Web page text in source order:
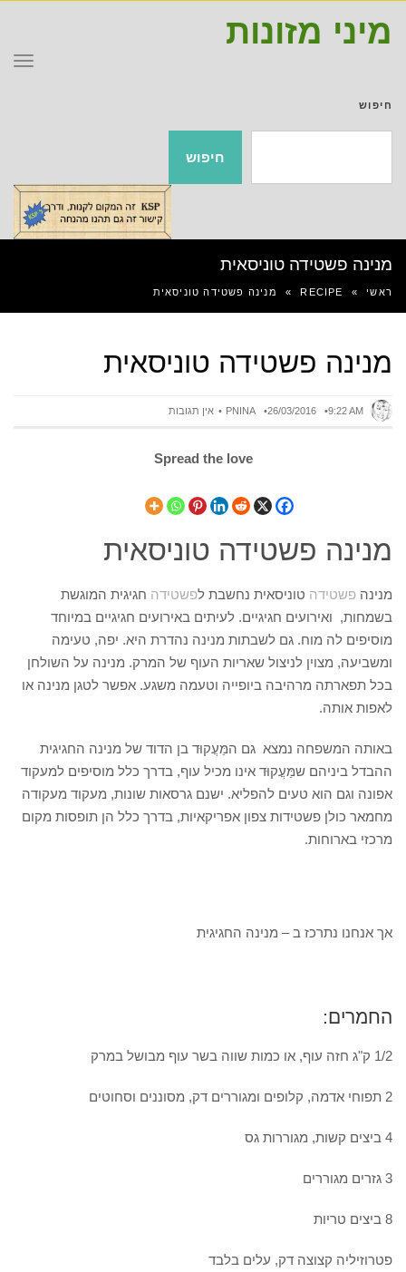
מיני מזונות
חיפוש
חיפוש
מנינה פשטידה טוניסאית
ראשי »
RECIPE
» מנינה פשטידה טוניסאית
מנינה פשטידה טוניסאית
PNINA 26/03/2016 9:22 AM אין תגובות
Spread the love
מנינה פשטידה טוניסאית
מנינה פשטידה טוניסאית נחשבת לפשטידה חגיגית המוגשת
בשמחות, ואירועים חגיגיים. לעיתים באירועים חגיגיים במיוחד
מוסיפים לה מוח. גם לשבתות מנינה נהדרת היא. יפה, טעימה
ומשביעה, מצוין לניצול שאריות העוף של המרק. מנינה על השולחן
בכל תפארתה מרהיבה ביופייה וטעמה משגע. אפשר לטגן מנינה או
לאפות אותה.
באותה המשפחה נמצא גם המַּעֲקוּד בן הדוד של מנינה החגיגית
ההבדל ביניהם שמַּעֲקוּד אינו מכיל עוף, בדרך כלל מוסיפים למעקוד
אפונה וגם הוא טעים להפליא. ישנם גרסאות שונות, מעקוד מעקודה
מחמאר כולן פשטידות צפון אפריקאיות, בדרך כלל הן תופסות מקום
מרכזי בארוחות.
אך אנחנו נתרכז ב – מנינה החגיגית
החמרים:
1/2 ק"ג חזה עוף, או כמות שווה בשר עוף מבושל במרק
2 תפוחי אדמה, קלופים ומגוררים דק, מסוננים וסחוטים
4 ביצים קשות, מגוררות גס
3 גזרים מגוררים
8 ביצים טריות
פטרוזיליה קצוצה דק, עלים בלבד